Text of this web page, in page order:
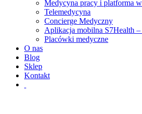
Medycyna pracy i platforma
Telemedycyna
Concierge Medyczny
Aplikacja mobilna S7Health
Placówki medyczne
O nas
Blog
Sklep
Kontakt